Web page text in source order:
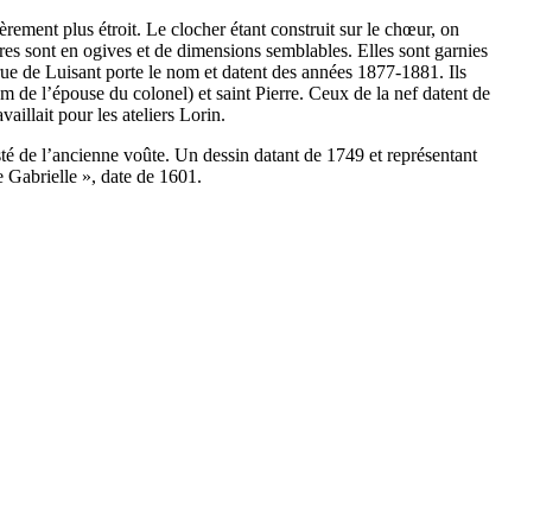
plus étroit. Le clocher étant construit sur le chœur, on
sont en ogives et de dimensions semblables. Elles sont garnies
de Luisant porte le nom et datent des années 1877-1881. Ils
de l’épouse du colonel) et saint Pierre. Ceux de la nef datent de
pour les ateliers Lorin.
l’ancienne voûte. Un dessin datant de 1749 et représentant
Gabrielle », date de 1601.